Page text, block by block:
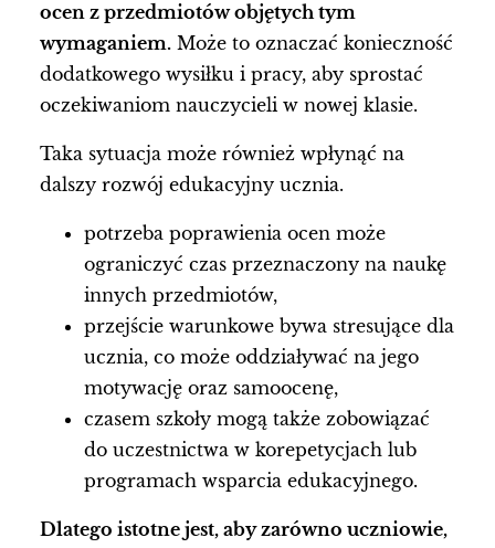
ocen z przedmiotów objętych tym
wymaganiem. Może to oznaczać konieczność
dodatkowego wysiłku i pracy, aby sprostać
oczekiwaniom nauczycieli w nowej klasie.
Taka sytuacja może również wpłynąć na
dalszy rozwój edukacyjny ucznia.
potrzeba poprawienia ocen może
ograniczyć czas przeznaczony na naukę
innych przedmiotów,
przejście warunkowe bywa stresujące dla
ucznia, co może oddziaływać na jego
motywację oraz samoocenę,
czasem szkoły mogą także zobowiązać
do uczestnictwa w korepetycjach lub
programach wsparcia edukacyjnego.
Dlatego istotne jest, aby zarówno uczniowie,